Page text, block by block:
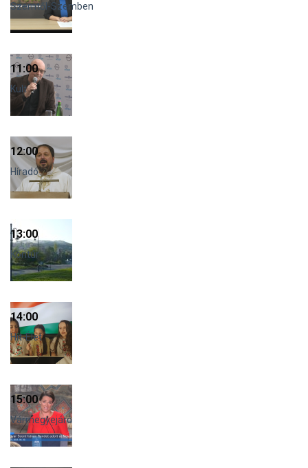
Szemtől-Szemben
11:00
Kult
12:00
Híradó
13:00
Kontúr
14:00
Hit-Élet
15:00
Vármegyejáró